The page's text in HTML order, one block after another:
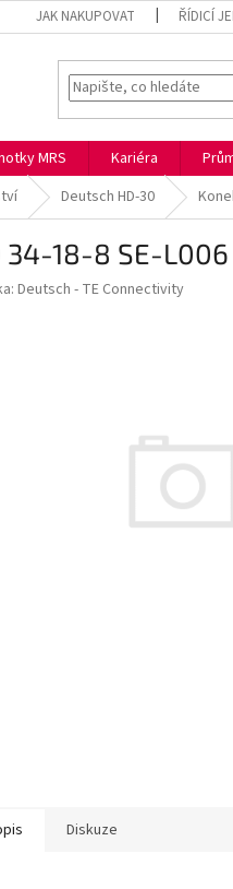
JAK NAKUPOVAT ŘÍDICÍ
MRS Kariéra
Deutsch HD-30
34-18-8 SE-L006
Deutsch - TE Connectivity
Diskuze